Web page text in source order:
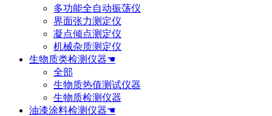
多功能全自动振荡仪
界面张力测定仪
凝点倾点测定仪
机械杂质测定仪
生物质类检测仪器☚
全部
生物质热值测试仪器
生物质检测仪器
油漆涂料检测仪器☚